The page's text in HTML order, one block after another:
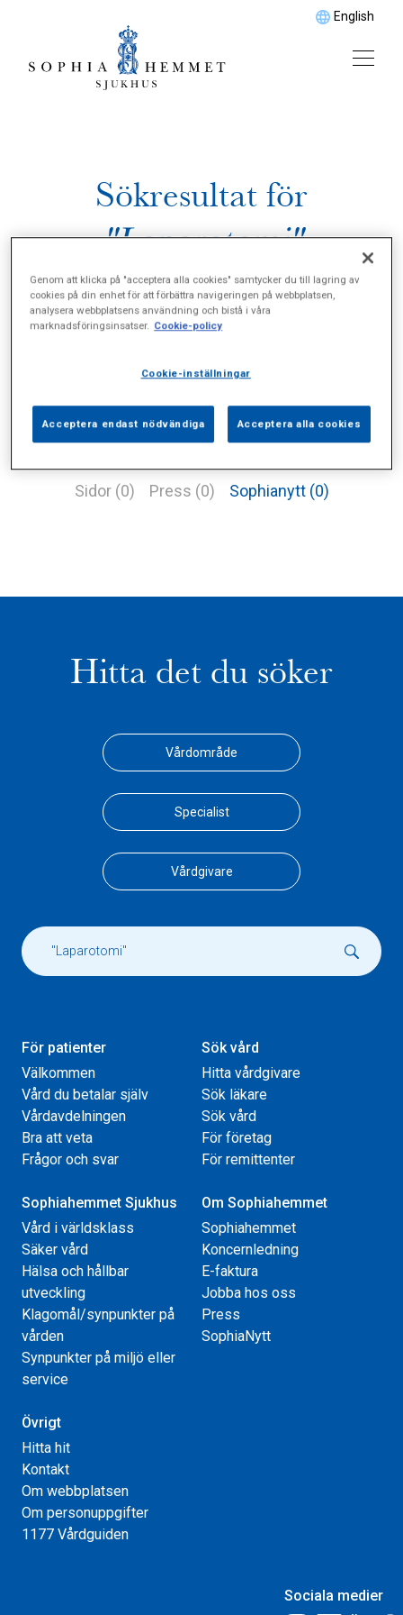
English
Sökresultat för
"Laparotomi"
Sidor (0) Press (0) Sophianytt (0)
Hitta det du söker
Vårdområde
Specialist
Vårdgivare
För patienter
Välkommen
Vård du betalar själv
Vårdavdelningen
Bra att veta
Frågor och svar
Sök vård
Hitta vårdgivare
Sök läkare
Sök vård
För företag
För remittenter
Sophiahemmet Sjukhus
Vård i världsklass
Säker vård
Hälsa och hållbar
utveckling
Klagomål/synpunkter på
vården
Synpunkter på miljö eller
service
Om Sophiahemmet
Sophiahemmet
Koncernledning
E-faktura
Jobba hos oss
Press
SophiaNytt
Övrigt
Hitta hit
Kontakt
Om webbplatsen
Om personuppgifter
1177 Vårdguiden
Sociala medier
Genom att klicka på "acceptera alla cookies" samtycker du till lagring av
cookies på din enhet för att förbättra navigeringen på webbplatsen,
analysera webbplatsens användning och bistå i våra
marknadsföringsinsatser. Cookie-policy
Cookie-inställningar
Acceptera endast nödvändiga Acceptera alla cookies